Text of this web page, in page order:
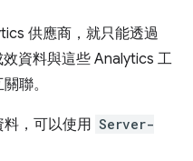
供應商，就只能透過
資料與這些 Analytics 工
聯。
，可以使用 Server-